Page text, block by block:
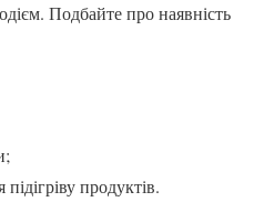
Подбайте про наявність
продуктів.